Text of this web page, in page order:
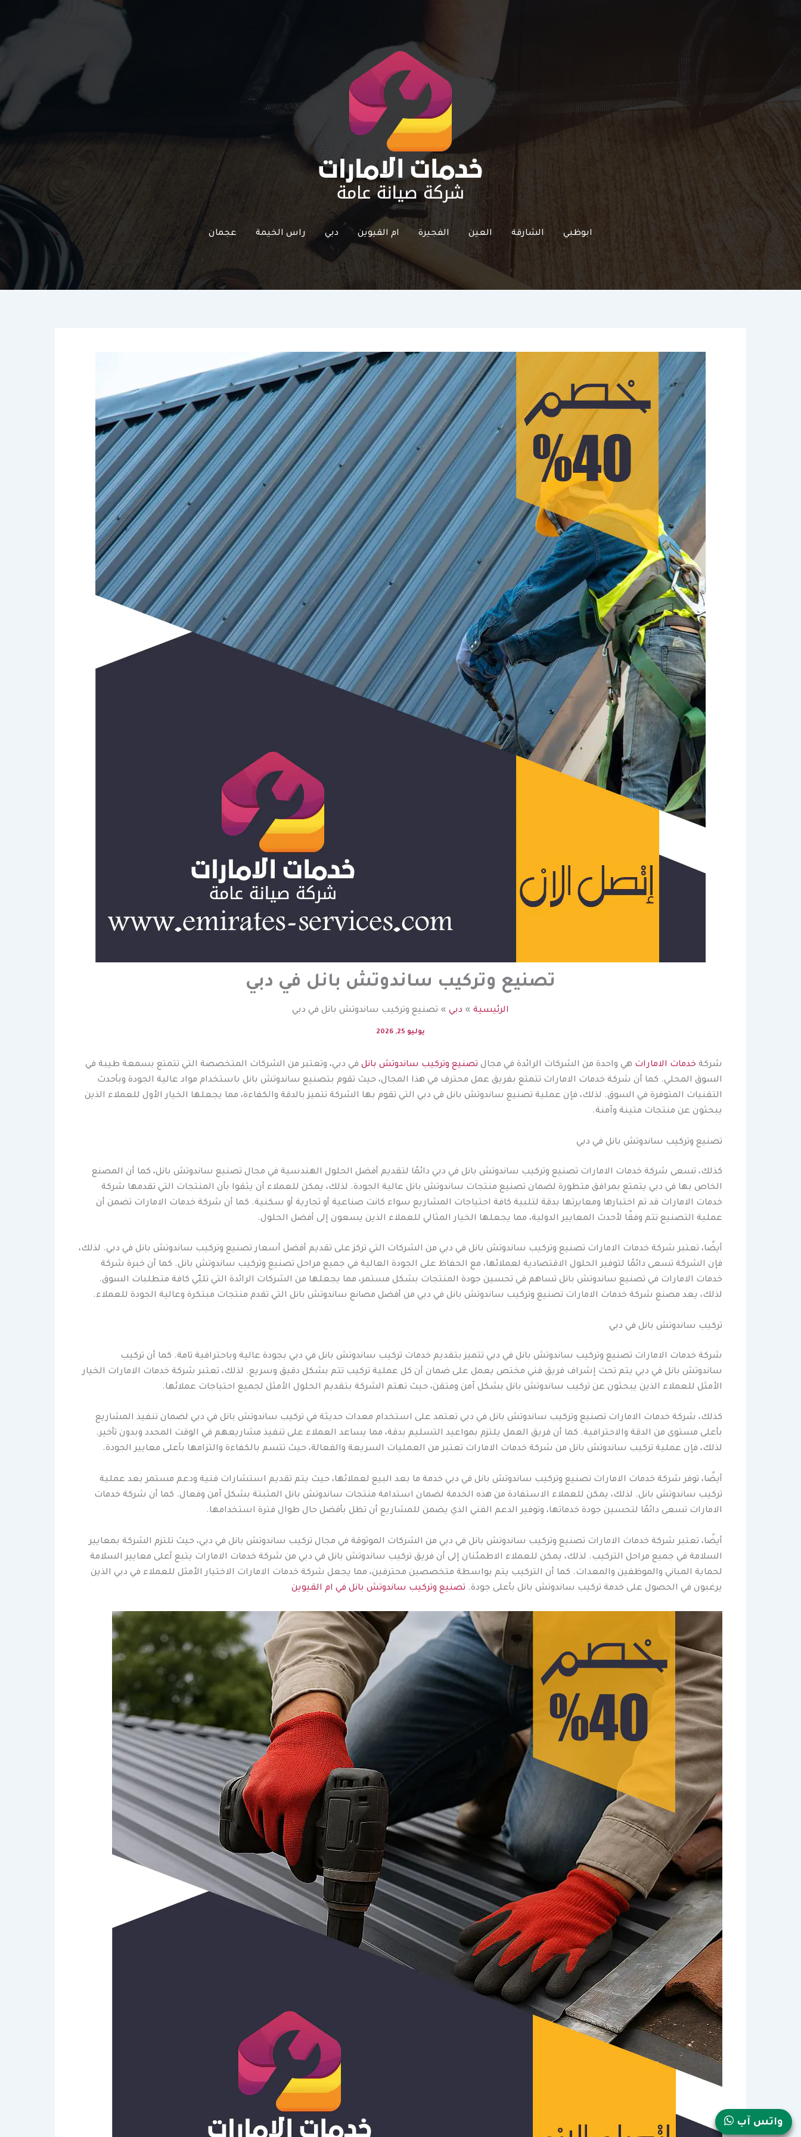
ابوظبي الشارقة العين الفجيرة ام القيوين دبي راس الخيمة عجمان
تصنيع وتركيب ساندوتش بانل في دبي
الرئيسية دبي تصنيع وتركيب ساندوتش بانل في دبي
يوليو 25, 2026
شركة خدمات الامارات هي واحدة من الشركات الرائدة في مجال تصنيع وتركيب ساندوتش بانل في دبي، وتعتبر من الشركات المتخصصة التي تتمتع بسمعة طيبة في
السوق المحلي. كما أن شركة خدمات الامارات تتمتع بفريق عمل محترف في هذا المجال، حيث تقوم بتصنيع ساندوتش بانل باستخدام مواد عالية الجودة وبأحدث
التقنيات المتوفرة في السوق. لذلك، فإن عملية تصنيع ساندوتش بانل في دبي التي تقوم بها الشركة تتميز بالدقة والكفاءة، مما يجعلها الخيار الأول للعملاء الذين
يبحثون عن منتجات متينة وآمنة.
تصنيع وتركيب ساندوتش بانل في دبي
كذلك، تسعى شركة خدمات الامارات تصنيع وتركيب ساندوتش بانل في دبي دائمًا لتقديم أفضل الحلول الهندسية في مجال تصنيع ساندوتش بانل، كما أن المصنع
الخاص بها في دبي يتمتع بمرافق متطورة لضمان تصنيع منتجات ساندوتش بانل عالية الجودة. لذلك، يمكن للعملاء أن يثقوا بأن المنتجات التي تقدمها شركة
خدمات الامارات قد تم اختبارها ومعايرتها بدقة لتلبية كافة احتياجات المشاريع سواء كانت صناعية أو تجارية أو سكنية. كما أن شركة خدمات الامارات تضمن أن
عملية التصنيع تتم وفقًا لأحدث المعايير الدولية، مما يجعلها الخيار المثالي للعملاء الذين يسعون إلى أفضل الحلول.
أيضًا، تعتبر شركة خدمات الامارات تصنيع وتركيب ساندوتش بانل في دبي من الشركات التي تركز على تقديم أفضل أسعار تصنيع وتركيب ساندوتش بانل في دبي. لذلك،
فإن الشركة تسعى دائمًا لتوفير الحلول الاقتصادية لعملائها، مع الحفاظ على الجودة العالية في جميع مراحل تصنيع وتركيب ساندوتش بانل. كما أن خبرة شركة
خدمات الامارات في تصنيع ساندوتش بانل تساهم في تحسين جودة المنتجات بشكل مستمر، مما يجعلها من الشركات الرائدة التي تلبّي كافة متطلبات السوق.
لذلك، يعد مصنع شركة خدمات الامارات تصنيع وتركيب ساندوتش بانل في دبي من أفضل مصانع ساندوتش بانل التي تقدم منتجات مبتكرة وعالية الجودة للعملاء.
تركيب ساندوتش بانل في دبي
شركة خدمات الامارات تصنيع وتركيب ساندوتش بانل في دبي تتميز بتقديم خدمات تركيب ساندوتش بانل في دبي بجودة عالية وباحترافية تامة. كما أن تركيب
ساندوتش بانل في دبي يتم تحت إشراف فريق فني مختص يعمل على ضمان أن كل عملية تركيب تتم بشكل دقيق وسريع. لذلك، تعتبر شركة خدمات الامارات الخيار
الأمثل للعملاء الذين يبحثون عن تركيب ساندوتش بانل بشكل آمن ومتقن، حيث تهتم الشركة بتقديم الحلول الأمثل لجميع احتياجات عملائها.
كذلك، شركة خدمات الامارات تصنيع وتركيب ساندوتش بانل في دبي تعتمد على استخدام معدات حديثة في تركيب ساندوتش بانل في دبي لضمان تنفيذ المشاريع
بأعلى مستوى من الدقة والاحترافية. كما أن فريق العمل يلتزم بمواعيد التسليم بدقة، مما يساعد العملاء على تنفيذ مشاريعهم في الوقت المحدد وبدون تأخير.
لذلك، فإن عملية تركيب ساندوتش بانل من شركة خدمات الامارات تعتبر من العمليات السريعة والفعالة، حيث تتسم بالكفاءة والتزامها بأعلى معايير الجودة.
أيضًا، توفر شركة خدمات الامارات تصنيع وتركيب ساندوتش بانل في دبي خدمة ما بعد البيع لعملائها، حيث يتم تقديم استشارات فنية ودعم مستمر بعد عملية
تركيب ساندوتش بانل. لذلك، يمكن للعملاء الاستفادة من هذه الخدمة لضمان استدامة منتجات ساندوتش بانل المثبتة بشكل آمن وفعال. كما أن شركة خدمات
الامارات تسعى دائمًا لتحسين جودة خدماتها، وتوفير الدعم الفني الذي يضمن للمشاريع أن تظل بأفضل حال طوال فترة استخدامها.
أيضًا، تعتبر شركة خدمات الامارات تصنيع وتركيب ساندوتش بانل في دبي من الشركات الموثوقة في مجال تركيب ساندوتش بانل في دبي، حيث تلتزم الشركة بمعايير
السلامة في جميع مراحل التركيب. لذلك، يمكن للعملاء الاطمئنان إلى أن فريق تركيب ساندوتش بانل في دبي من شركة خدمات الامارات يتبع أعلى معايير السلامة
لحماية المباني والموظفين والمعدات. كما أن التركيب يتم بواسطة متخصصين محترفين، مما يجعل شركة خدمات الامارات الاختيار الأمثل للعملاء في دبي الذين
يرغبون في الحصول على خدمة تركيب ساندوتش بانل بأعلى جودة. تصنيع وتركيب ساندوتش بانل في ام القيوين
واتس آب